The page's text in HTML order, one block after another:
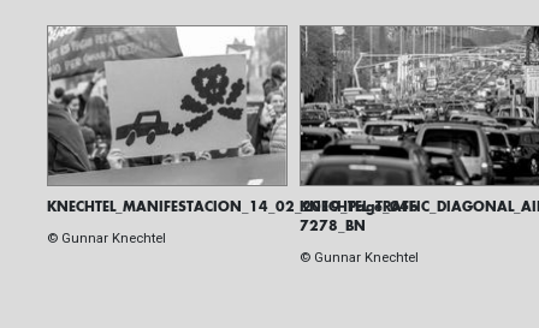
KNECHTEL_MANIFESTACION_14_02_2019_Page_04b
© Gunnar Knechtel
7278_BN
© Gunnar Knechtel